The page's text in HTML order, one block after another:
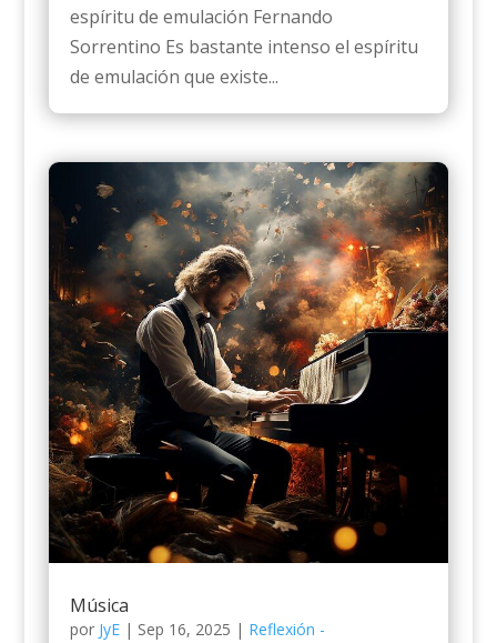
espíritu de emulación Fernando
Sorrentino Es bastante intenso el espíritu
de emulación que existe...
Música
por JyE| Sep 16, 2025 | Reflexión -